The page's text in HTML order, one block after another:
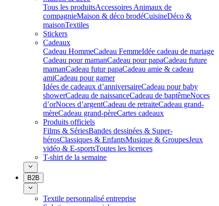
Tous les produitsAccessoires Animaux de
compagnieMaison & déco brodéCuisineDéco &
maisonTextiles
Stickers
Cadeaux
Cadeau HommeCadeau FemmeIdée cadeau de mariage​
Cadeau pour mamanCadeau pour papaCadeau future
mamanCadeau futur papaCadeau amie & cadeau
amiCadeau pour gamer
Idées de cadeaux d’anniversaireCadeau pour baby
showerCadeau de naissanceCadeau de baptêmeNoces
d’orNoces d’argentCadeau de retraiteCadeau grand-
mèreCadeau grand-pèreCartes cadeaux
Produits officiels
Films & SériesBandes dessinées & Super-
hérosClassiques & EnfantsMusique & GroupesJeux
vidéo & E-sportsToutes les licences
T-shirt de la semaine
B2B
Textile personnalisé entreprise